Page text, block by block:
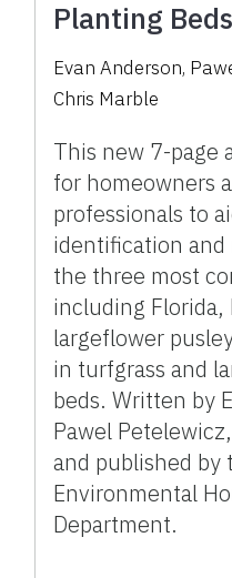
Planting Beds
Evan Anderson,
Chris Marble
This new 7-page
for homeowners
professionals to
identification
the three most
including Florida,
largeflower
in turfgrass and
beds. Written by
Pawel
and published by
Environmental
Department.